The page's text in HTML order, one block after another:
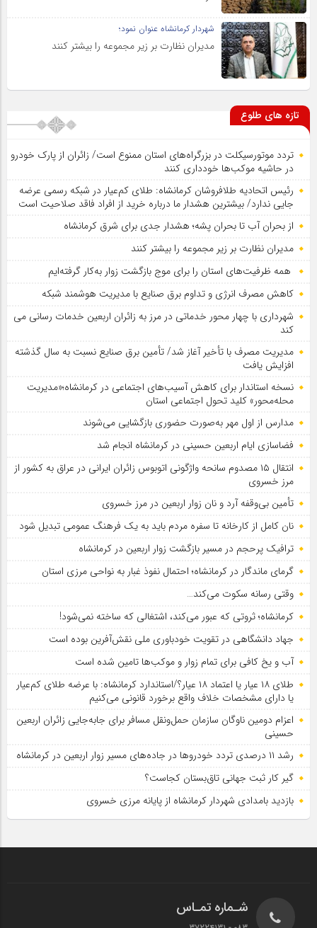
شهردار کرمانشاه عنوان نمود؛
مدیران نظارت بر زیر مجموعه را بیشتر کنند
تازه های طلوع
تردد موتورسیکلت در بزرگراه‌های استان ممنوع است/ زائران از پارک خودرو
در حاشیه موکب‌ها خودداری کنند
رئیس اتحادیه طلافروشان کرمانشاه: طلای کم‌عیار در شبکه رسمی عرضه
جایی ندارد/ بیشترین هشدار ما درباره خرید از افراد فاقد صلاحیت است
از بحران آب تا بحران پشه؛ هشدار جدی برای شرق کرمانشاه
مدیران نظارت بر زیر مجموعه را بیشتر کنند
همه ظرفیت‌های استان را برای موج بازگشت زوار به‌کار گرفته‌ایم
کاهش مصرف انرژی و تداوم برق صنایع با مدیریت هوشمند شبکه
شهرداری با چهار محور خدماتی در مرز به زائران اربعین خدمات رسانی می
کند
مدیریت مصرف با تأخیر آغاز شد/ تأمین برق صنایع نسبت به سال گذشته
افزایش یافت
نسخه استاندار برای کاهش آسیب‌های اجتماعی در کرمانشاه؛«مدیریت
محله‌محور» کلید تحول اجتماعی استان
مدارس از اول مهر به‌صورت حضوری بازگشایی می‌شوند
فضاسازی ایام اربعین حسینی در کرمانشاه انجام شد
انتقال ۱۵ مصدوم سانحه واژگونی اتوبوس زائران ایرانی در عراق به کشور از
مرز خسروی
تأمین بی‌وقفه آرد و نان زوار اربعین در مرز خسروی
نان کامل از کارخانه تا سفره مردم باید به یک فرهنگ عمومی تبدیل شود
ترافیک پرحجم در مسیر بازگشت زوار اربعین در کرمانشاه
گرمای ماندگار در کرمانشاه؛ احتمال نفوذ غبار به نواحی مرزی استان
وقتی رسانه سکوت می‌کند…
کرمانشاه؛ ثروتی که عبور می‌کند، اشتغالی که ساخته نمی‌شود!
جهاد دانشگاهی در تقویت خودباوری ملی نقش‌آفرین بوده است
آب و یخ کافی برای تمام زوار و موکب‌ها تامین شده است
طلای ۱۸ عیار یا اعتماد ۱۸ عیار؟/استاندارد کرمانشاه: با عرضه طلای کم‌عیار
یا دارای مشخصات خلاف واقع برخورد قانونی می‌کنیم
اعزام دومین ناوگان سازمان حمل‌ونقل مسافر برای جابه‌جایی زائران اربعین
حسینی
رشد ۱۱ درصدی تردد خودروها در جاده‌های مسیر زوار اربعین در کرمانشاه
گیر کار ثبت جهانی تاق‌بستان کجاست؟
بازدید بامدادی شهردار کرمانشاه از پایانه مرزی خسروی
شـماره تمـاس